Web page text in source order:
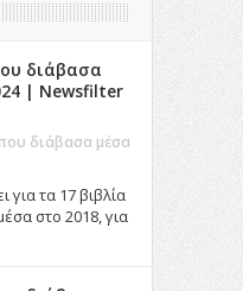
διάβασα
| Newsfilter
διάβασα μέσα
για τα 17 βιβλία
στο 2018, για